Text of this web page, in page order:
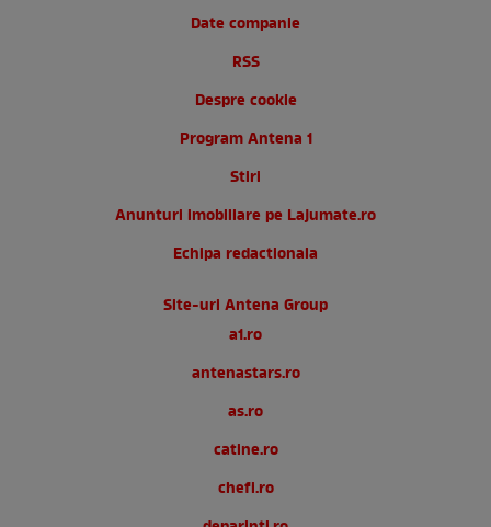
Date companie
RSS
Despre cookie
Program Antena 1
Stiri
Anunturi imobiliare pe Lajumate.ro
Echipa redactionala
Site-uri Antena Group
a1.ro
antenastars.ro
as.ro
catine.ro
chefi.ro